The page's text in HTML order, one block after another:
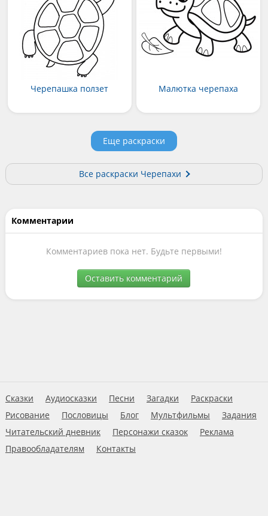
Черепашка ползет Малютка черепаха
Еще раскраски
Все раскраски Черепахи
Комментарии
Комментариев пока нет. Будьте первыми!
Оставить комментарий
Сказки Аудиосказки Песни Загадки
Раскраски
Рисование
Пословицы Блог Мультфильмы
Задания
Читательский дневник
Персонажи сказок
Реклама
Правообладателям
Контакты